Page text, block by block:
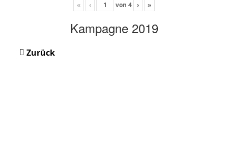
« ‹ von 4 › »
Kampagne 2019
Zurück